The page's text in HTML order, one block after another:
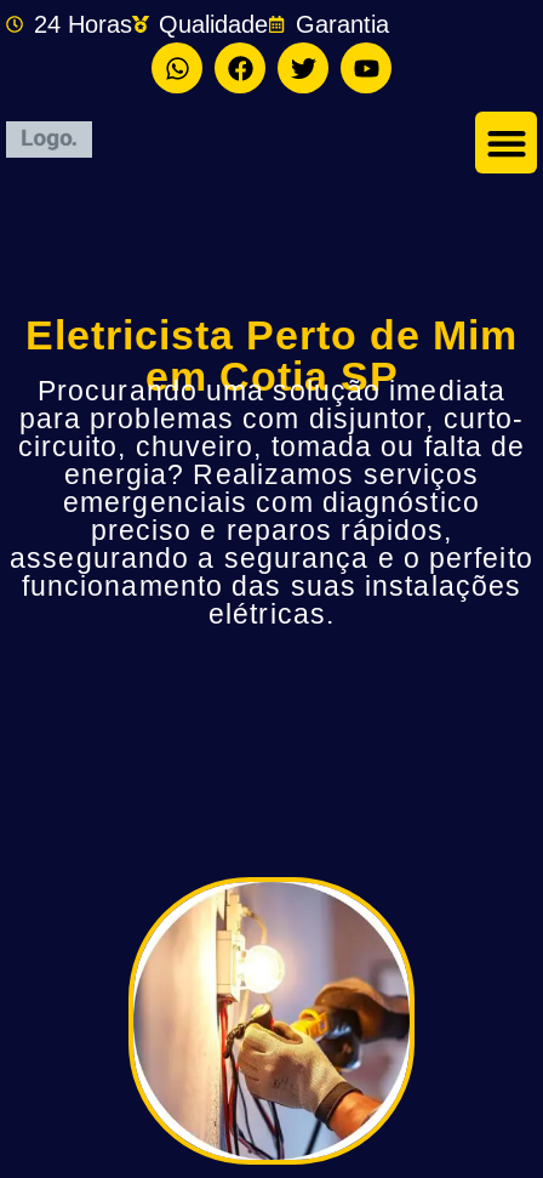
24 Horas Qualidade Garantia
Eletricista Perto de Mim
em Cotia SP
Procurando uma solução imediata
para problemas com disjuntor, curto-
circuito, chuveiro, tomada ou falta de
energia? Realizamos serviços
emergenciais com diagnóstico
preciso e reparos rápidos,
assegurando a segurança e o perfeito
funcionamento das suas instalações
elétricas.